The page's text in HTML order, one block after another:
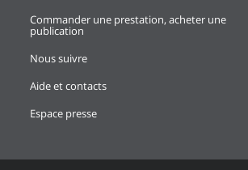
Commander une prestation, acheter une
publication
Nous suivre
Aide et contacts
Espace presse